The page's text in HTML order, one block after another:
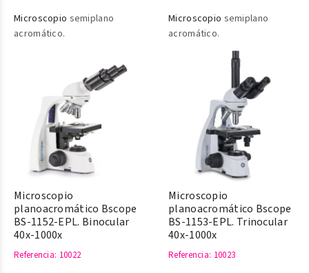
Microscopio semiplano
acromático.
Microscopio semiplano
acromático.
Microscopio
planoacromático Bscope
BS-1152-EPL. Binocular
40x-1000x
Referencia: 10022
Microscopio
planoacromático Bscope
BS-1153-EPL. Trinocular
40x-1000x
Referencia: 10023